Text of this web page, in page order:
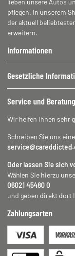
lieben unsere Autos
pflegen. In unserem
der aktuell
erweitern.
Informationen
Gesetzliche
Service und Beratung
Wir helfen Ihnen sehr
Schreiben Sie uns
Oder lassen Sie sich
Wählen Sie hierzu
06021 45480 0
und geben direkt dort
Zahlungsarten